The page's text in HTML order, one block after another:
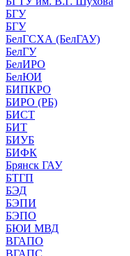
БГУ
БГУ
БелГСХА (БелГАУ)
БелГУ
БелИРО
БелЮИ
БИПКРО
БИРО (РБ)
БИСТ
БИТ
БИУБ
БИФК
Брянск ГАУ
БТГП
БЭД
БЭПИ
БЭПО
БЮИ МВД
ВГАПО
ВГАПС